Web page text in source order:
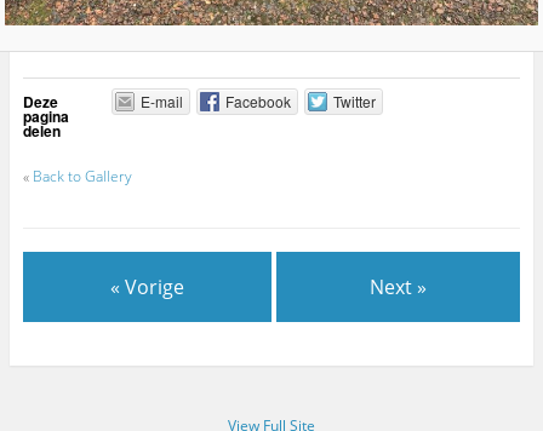
Deze
pagina
delen
E-mail Facebook Twitter
« Back to Gallery
« Vorige Next »
View Full Site